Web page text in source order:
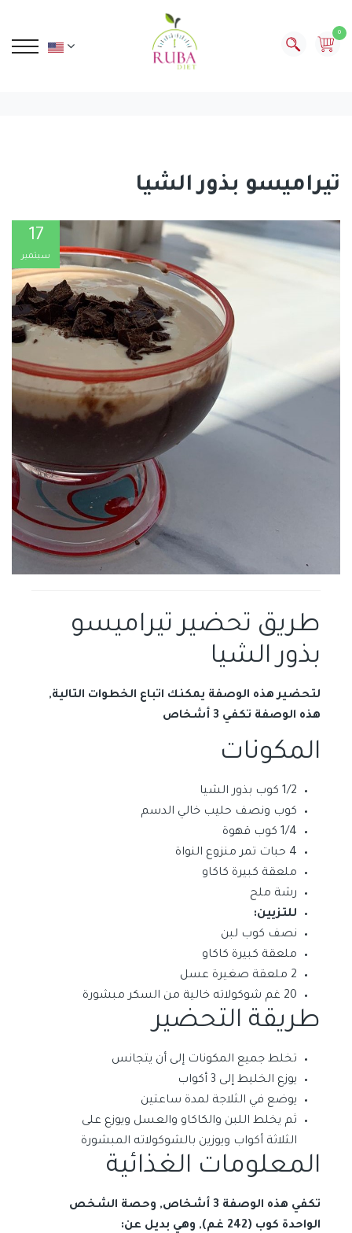
0
تيراميسو بذور الشيا
17
سبتمبر
طريق تحضير تيراميسو
بذور الشيا
لتحضير هذه الوصفة يمكنك اتباع الخطوات التالية,
هذه الوصفة تكفي 3 أشخاص
المكونات
1/2 كوب بذور الشيا
كوب ونصف حليب خالي الدسم
1/4 كوب قهوة
4 حبات تمر منزوع النواة
ملعقة كبيرة كاكاو
رشة ملح
للتزيين:
نصف كوب لبن
ملعقة كبيرة كاكاو
2 ملعقة صغيرة عسل
20 غم شوكولاته خالية من السكر مبشورة
طريقة التحضير
تخلط جميع المكونات إلى أن يتجانس
يوزع الخليط إلى 3 أكواب
يوضع في الثلاجة لمدة ساعتين
ثم يخلط اللبن والكاكاو والعسل ويوزع على
الثلاثة أكواب ويوزين بالشوكولاته المبشورة
المعلومات الغذائية
تكفي هذه الوصفة 3 أشخاص, وحصة الشخص
الواحدة كوب (242 غم), وهي بديل عن: